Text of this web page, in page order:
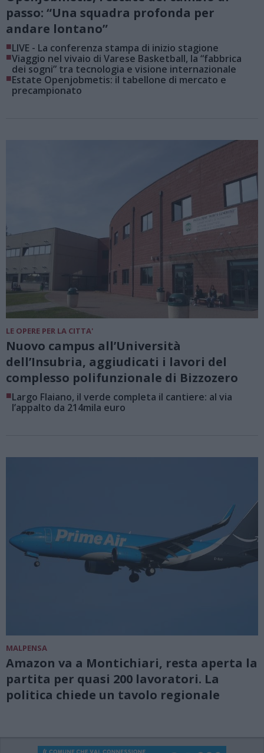
passo: “Una squadra profonda per
andare lontano”
■LIVE - La conferenza stampa di inizio stagione
■Viaggio nel vivaio di Varese Basketball, la “fabbrica
dei sogni” tra tecnologia e visione internazionale
■Estate Openjobmetis: il tabellone di mercato e
precampionato
LE OPERE PER LA CITTA'
Nuovo campus all’Università
dell’Insubria, aggiudicati i lavori del
complesso polifunzionale di Bizzozero
■Largo Flaiano, il verde completa il cantiere: al via
l’appalto da 214mila euro
MALPENSA
Amazon va a Montichiari, resta aperta la
partita per quasi 200 lavoratori. La
politica chiede un tavolo regionale